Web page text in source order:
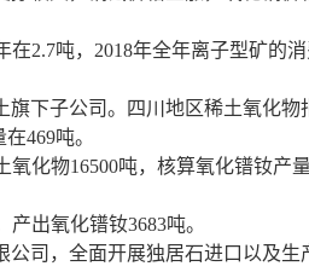
2.7吨，2018年全年离子型矿的消
子公司。四川地区稀土氧化物
469吨。
化物16500吨，核算氧化镨钕产量
出氧化镨钕3683吨。
，全面开展独居石进口以及生